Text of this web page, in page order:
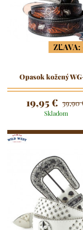
ZĽAVA:
Opasok kožený
19,95 € 39,90
Skladom